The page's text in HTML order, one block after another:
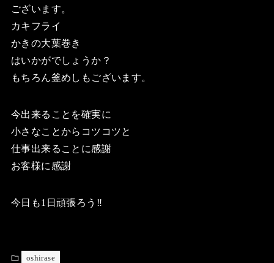
ございます。
カキフライ
かきの大葉巻き
はいかがでしょうか？
もちろん釜めしもございます。
今出来ることを確実に
小さなことからコツコツと
仕事出来ることに感謝
お客様に感謝
今日も1日頑張ろう‼️
oshirase